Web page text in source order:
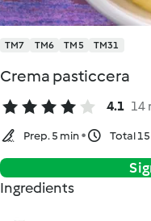
TM7 TM6 TM5 TM31
Crema pasticcera
4.1 14
Prep. 5 min Total
Ingredients